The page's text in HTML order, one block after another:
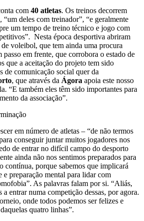
com 40 atletas. Os treinos decorrem
“um deles com treinador”, “e geralmente
um tempo de treino técnico e jogo com
Nesta época desportiva abriram
voleibol, que tem ainda uma procura
em frente, que corrobora o estado de
que a aceitação do projeto tem sido
de comunicação social quer da
, que através da Ágora apoia este nosso
“E também eles têm sido importantes para
da associação”.
em número de atletas – “de não termos
conseguir juntar muitos jogadores nos
de entrar no difícil campo do desporto
ainda não nos sentimos preparados para
contínua, porque sabemos que implicará
e preparação mental para lidar com
As palavras falam por si. “Aliás,
a entrar numa competição dessas, por agora.
onde todos podemos ser felizes e
quatro linhas”.